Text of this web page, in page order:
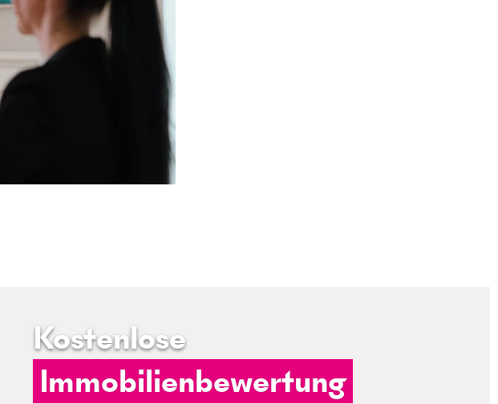
Kostenlose
Immobilienbewertung